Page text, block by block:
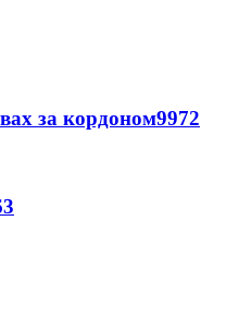
за кордоном9972